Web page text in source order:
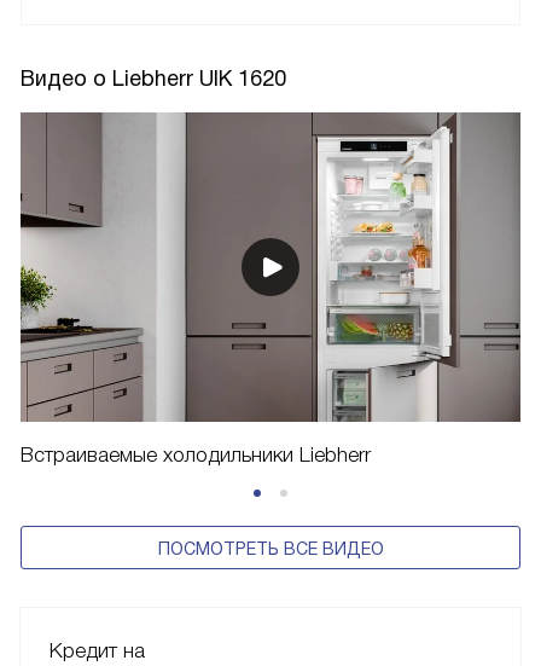
Видео о Liebherr UIK 1620
Встраиваемые холодильники Liebherr
ПОСМОТРЕТЬ ВСЕ ВИДЕО
Кредит на